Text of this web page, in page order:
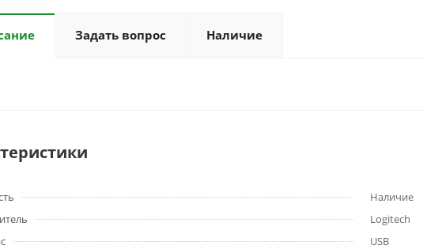
Задать вопрос Наличие
Наличие
Logitech
USB